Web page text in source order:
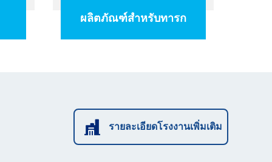
ผลิตภัณฑ์สำหรับทารก
รายละเอียดโรงงานเพิ่มเติม